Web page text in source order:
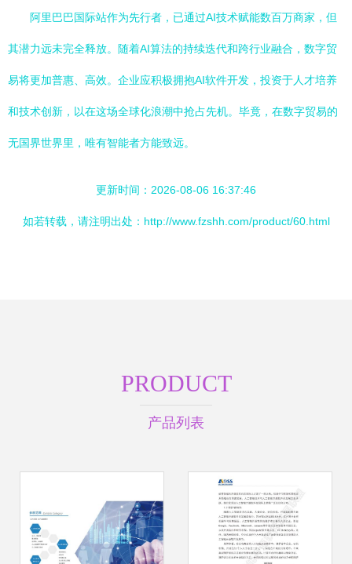
阿里巴巴国际站作为先行者，已通过AI技术赋能数百万商家，但
其潜力远未完全释放。随着AI算法的持续迭代和跨行业融合，数字贸
易将更加普惠、高效。企业应积极拥抱AI软件开发，投资于人才培养
和技术创新，以在这场全球化浪潮中抢占先机。毕竟，在数字贸易的
无国界世界里，唯有智能者方能致远。
更新时间：2026-08-06 16:37:46
如若转载，请注明出处：http://www.fzshh.com/product/60.html
PRODUCT
产品列表